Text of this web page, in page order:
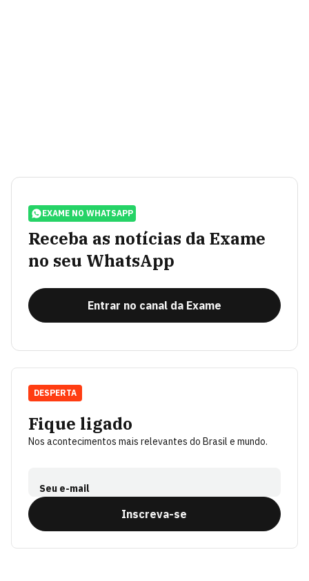
EXAME NO WHATSAPP
Receba as notícias da Exame
no seu WhatsApp
Entrar no canal da Exame
Fique ligado
Nos acontecimentos mais relevantes do Brasil e mundo.
Seu e-mail
Inscreva-se
DESPERTA